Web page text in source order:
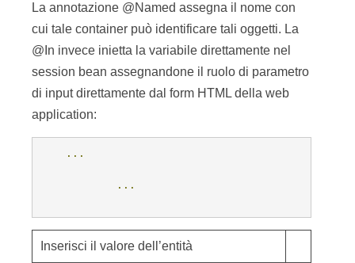
La annotazione @Named assegna il nome con
cui tale container può identificare tali oggetti. La
@In invece inietta la variabile direttamente nel
session bean assegnandone il ruolo di parametro
di input direttamente dal form HTML della web
application:
...
...
Inserisci il valore dell’entità